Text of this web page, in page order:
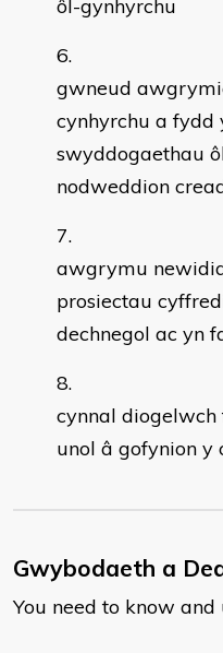
ôl-gynhyrchu
gwneud
cynhyrchu a fydd
swyddogaethau
nodweddion
awgrymu
prosiectau
dechnegol ac yn
cynnal
unol â gofynion y
Gwybodaeth a
You need to know and